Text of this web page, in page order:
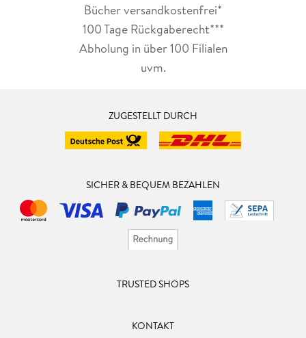
Bücher versandkostenfrei*
100 Tage Rückgaberecht***
Abholung in über 100 Filialen
uvm.
ZUGESTELLT DURCH
SICHER & BEQUEM BEZAHLEN
TRUSTED SHOPS
KONTAKT